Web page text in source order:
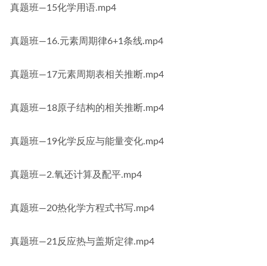
真题班—15化学用语.mp4
真题班—16.元素周期律6+1条线.mp4
真题班—17元素周期表相关推断.mp4
真题班—18原子结构的相关推断.mp4
真题班—19化学反应与能量变化.mp4
真题班—2.氧还计算及配平.mp4
真题班—20热化学方程式书写.mp4
真题班—21反应热与盖斯定律.mp4